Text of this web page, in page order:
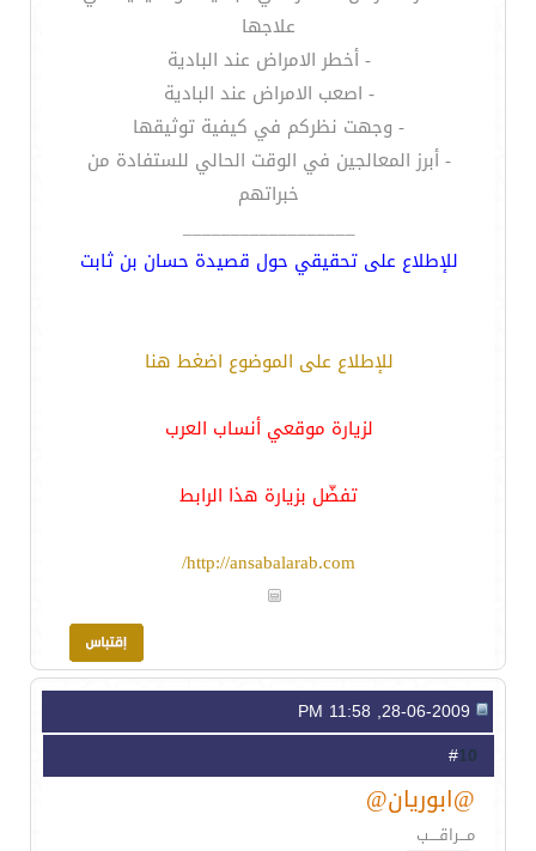
علاجها
- أخطر الامراض عند البادية
- اصعب الامراض عند البادية
- وجهت نظركم في كيفية توثيقها
- أبرز المعالجين في الوقت الحالي للستفادة من
خبراتهم
__________________
للإطلاع على تحقيقي حول قصيدة حسان بن ثابت
للإطلاع على الموضوع اضغط هنا
لزيارة موقعي أنساب العرب
تفضّل بزيارة هذا الرابط
http://ansabalarab.com/
10
@ابوريان@
مـــراقــــب